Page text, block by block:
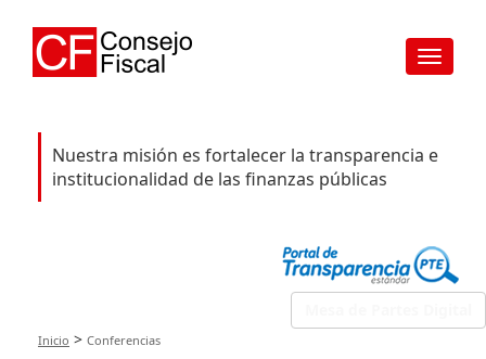
Toggle
Nuestra misión es fortalecer la transparencia e
institucionalidad de las finanzas públicas
Inicio > Conferencias